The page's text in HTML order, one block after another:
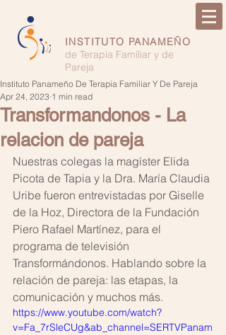
INSTITUTO PANAMEÑO
de Terapia Familiar y de
Pareja
Transformandonos - La
relacion de pareja
Instituto Panameño De Terapia Familiar Y De Pareja
Apr 24, 2023 1 min read
Nuestras colegas la magíster Elida
Picota de Tapia y la Dra. María Claudia
Uribe fueron entrevistadas por Giselle
de la Hoz, Directora de la Fundación
Piero Rafael Martínez, para el
programa de televisión
Transformándonos. Hablando sobre la
relación de pareja: las etapas, la
comunicación y muchos más.
https://www.youtube.com/watch?
v=Fa_7rSleCUg&ab_channel=SERTVPanam